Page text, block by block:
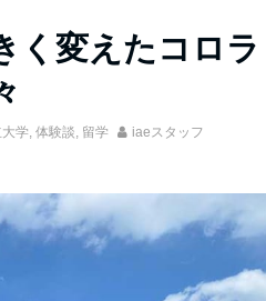
く変えたコロラ
大学, 体験談, 留学 iaeスタッフ